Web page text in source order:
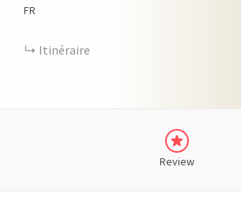
FR
Itinéraire
Review